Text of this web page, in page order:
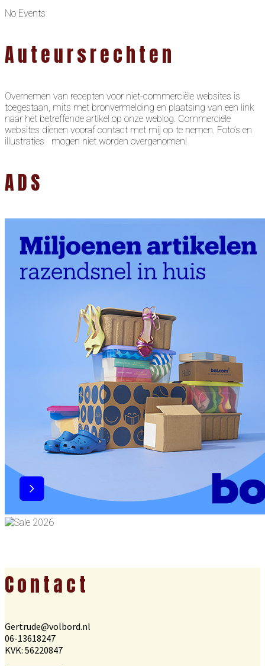
No Events
Auteursrechten
Overnemen van recepten voor niet-commerciële websites is
toegestaan, mits met bronvermelding en plaatsing van een link
naar het betreffende artikel op onze weblog. Commerciële
websites dienen vooraf contact met mij op te nemen. Foto’s en
illustraties mogen niet worden overgenomen!
ADS
Footer
Contact
Gertrude@volbord.nl
06-13618247
KVK: 56220847